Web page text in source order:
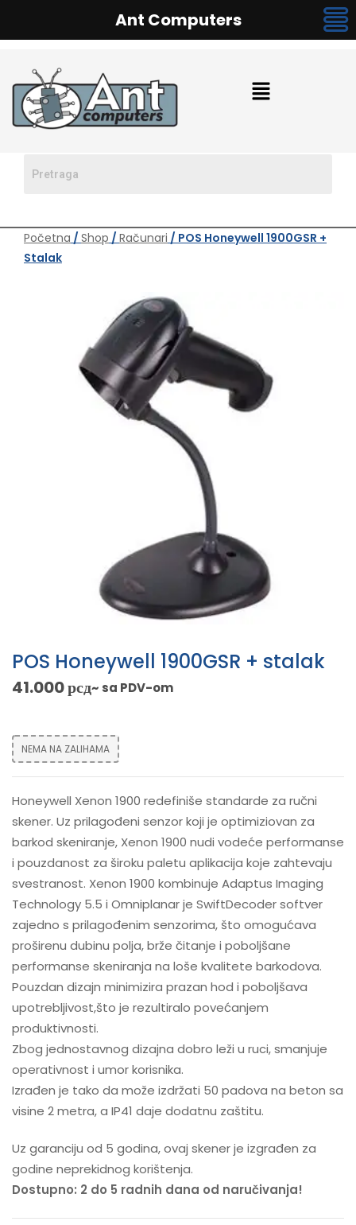
Početna / Shop / Računari / POS Honeywell 1900GSR +
Stalak
POS Honeywell 1900GSR + stalak
41.000рсд~ sa PDV-om
NEMA NA ZALIHAMA
Honeywell Xenon 1900 redefiniše standarde za ručni
skener. Uz prilagođeni senzor koji je optimiziovan za
barkod skeniranje, Xenon 1900 nudi vodeće performanse
i pouzdanost za široku paletu aplikacija koje zahtevaju
svestranost. Xenon 1900 kombinuje Adaptus Imaging
Technology 5.5 i Omniplanar je SwiftDecoder softver
zajedno s prilagođenim senzorima, što omogućava
proširenu dubinu polja, brže čitanje i poboljšane
performanse skeniranja na loše kvalitete barkodova.
Pouzdan dizajn minimizira prazan hod i poboljšava
upotrebljivost,što je rezultiralo povećanjem
produktivnosti.
Zbog jednostavnog dizajna dobro leži u ruci, smanjuje
operativnost i umor korisnika.
Izrađen je tako da može izdržati 50 padova na beton sa
visine 2 metra, a IP41 daje dodatnu zaštitu.
Uz garanciju od 5 godina, ovaj skener je izgrađen za
godine neprekidnog korištenja.
Dostupno: 2 do 5 radnih dana od naručivanja!
Ant Computers